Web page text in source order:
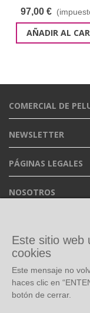
monodosis
97,00 €
AÑADIR AL
COMERCIAL DE
NEWSLETTER
PÁGINAS LEGALES
NOSOTROS
ETIQUETAS
Este sitio web
cookies
Este mensaje no
haces clic en
botón de cerrar.